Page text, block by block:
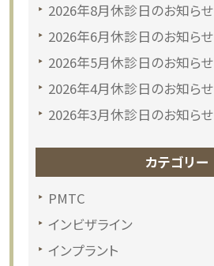
2026年8月休診日のお知らせ
2026年6月休診日のお知らせ
2026年5月休診日のお知らせ
2026年4月休診日のお知らせ
2026年3月休診日のお知らせ
カテゴリー
PMTC
インビザライン
インプラント